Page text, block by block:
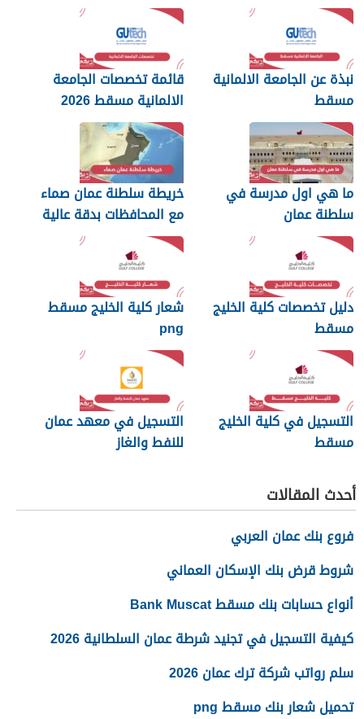
نبذة عن الجامعة الالمانية
مسقط
قائمة تخصصات الجامعة
الالمانية مسقط 2026
ما هي اول مدرسة في
سلطنة عمان
خريطة سلطنة عمان صماء
مع المحافظات بدقة عالية
دليل تخصصات كلية الخليج
مسقط
شعار كلية الخليج مسقط
png
التسجيل في كلية الخليج
مسقط
التسجيل في معهد عمان
للنفط والغاز
أحدث المقالات
فروع بنك عمان العربي
شروط قرض بنك الإسكان العماني
أنواع حسابات بنك مسقط Bank Muscat
كيفية التسجيل في تجنيد شرطة عمان السلطانية 2026
سلم رواتب شركة ترك عمان 2026
تحميل شعار بنك مسقط png